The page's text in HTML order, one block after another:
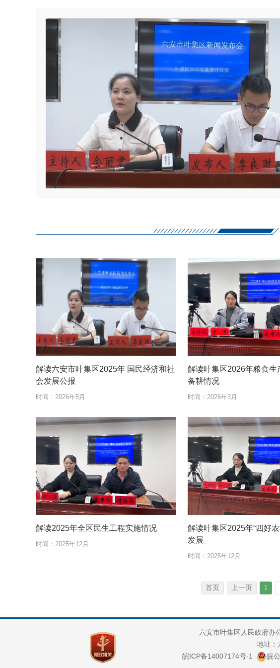
解读六安市叶集区2025年 国民经济和社
会发展公报
时间： 2026年5月
解读叶集区2026年粮食生
备耕情况
时间： 2026年3月
解读2025年全区民生工程实施情况
时间： 2025年12月
解读叶集区2025年“四好
发展
时间： 2025年12月
首页 上一页 1
六安市叶集区人民政府办
地址：
皖ICP备14007174号-1
皖